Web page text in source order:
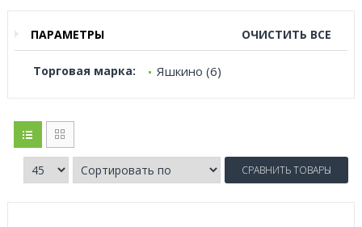
ПАРАМЕТРЫ ОЧИСТИТЬ ВСЕ
Торговая марка: Яшкино (6)
СРАВНИТЬ ТОВАРЫ